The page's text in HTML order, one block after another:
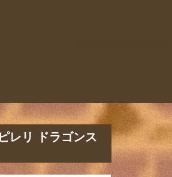
レリ ドラゴンス